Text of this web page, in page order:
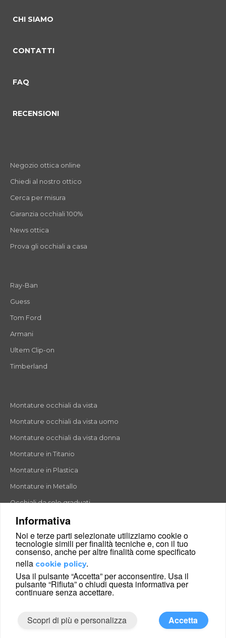
Informativa
Noi e terze parti selezionate utilizziamo cookie o
tecnologie simili per finalità tecniche e, con il tuo
consenso, anche per altre finalità come specificato
nella cookie policy.
Usa il pulsante “Accetta” per acconsentire. Usa il
pulsante “Rifiuta” o chiudi questa informativa per
continuare senza accettare.
Scopri di più e personalizza Accetta
CHI SIAMO
CONTATTI
FAQ
RECENSIONI
Negozio ottica online
Chiedi al nostro ottico
Cerca per misura
Garanzia occhiali 100%
News ottica
Prova gli occhiali a casa
Ray-Ban
Guess
Tom Ford
Armani
Ultem Clip-on
Timberland
Montature occhiali da vista
Montature occhiali da vista uomo
Montature occhiali da vista donna
Montature in Titanio
Montature in Plastica
Montature in Metallo
Occhiali da sole graduati
Occhiali rettangolari
Occhiali rotondi
Occhiali a goccia
Occhiali a farfalla
Occhiali cat-eyes